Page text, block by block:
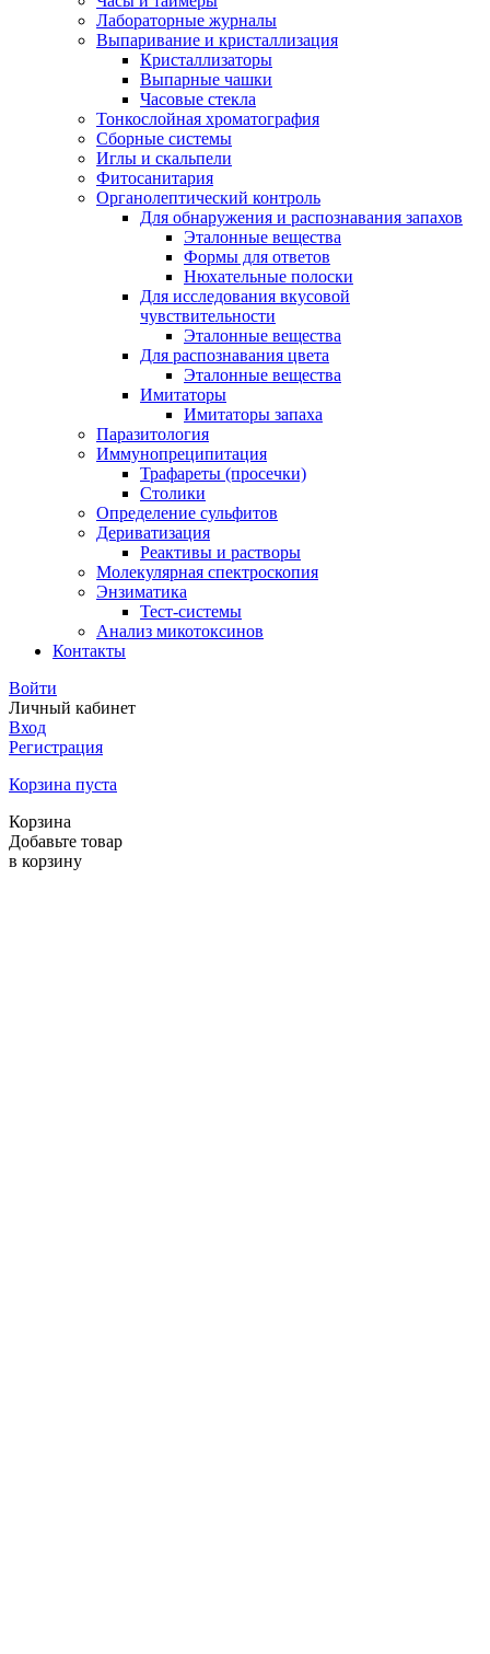
Лабораторные журналы
Выпаривание и кристаллизация
Кристаллизаторы
Выпарные чашки
Часовые стекла
Тонкослойная хроматография
Сборные системы
Иглы и скальпели
Фитосанитария
Органолептический контроль
Для обнаружения и распознавания запахов
Эталонные вещества
Формы для ответов
Нюхательные полоски
Для исследования вкусовой
чувствительности
Эталонные вещества
Для распознавания цвета
Эталонные вещества
Имитаторы
Имитаторы запаха
Паразитология
Иммунопреципитация
Трафареты (просечки)
Столики
Определение сульфитов
Дериватизация
Реактивы и растворы
Молекулярная спектроскопия
Энзиматика
Тест-системы
Анализ микотоксинов
Контакты
Войти
Личный кабинет
Вход
Регистрация
Корзина пуста
Корзина
Добавьте товар
в корзину